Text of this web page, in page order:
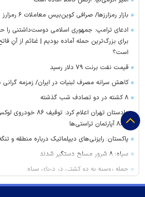
بازار رمزارز‌ها/ صرافی کوین‌بیس معاملات ۶ رمزارز را متوقف کرد
ادعای ترامپ: جمهوری اسلامی دوست‌داشتنی را
برای بزرگ‌ترین حمله آماده بودیم | غنائم از آنِ
است؟
قیمت نفت برنت ۷۹ دلار رسید
کاهش سرانه مصرف لبنیات در ایران/ زمزمه گرانی
۸ کشته در دو تصادف شب گذشته
و ۸۶ آپارتمان تراستی‌ها
پاکستان: رایزنی‌های دیپلماتیک درباره منطقه و
سپاه: ۸ شرور مسلح دستگیر شدند
حمله روسیه به دو کشتی در دریای سیاه
قیمت جهانی طلا امروز ۱۴۰۵/۰۵/۱۵